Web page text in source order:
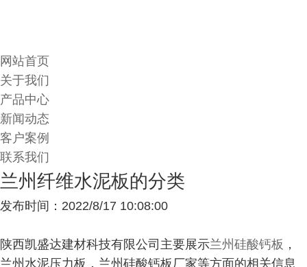
网站首页
关于我们
产品中心
新闻动态
客户案例
联系我们
兰州纤维水泥板的分类
发布时间：2022/8/17 10:08:00
陕西凯盛达建材科技有限公司主要展示兰州硅酸钙板 ，
兰州水泥压力板，兰州硅酸钙板厂家等方面的相关信息